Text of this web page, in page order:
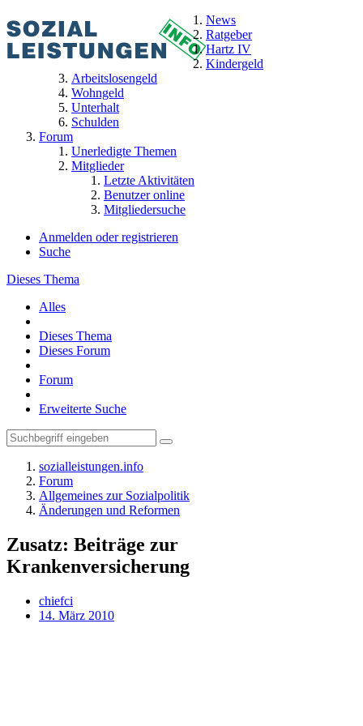
News
Ratgeber
Hartz IV
Kindergeld
Arbeitslosengeld
Wohngeld
Unterhalt
Schulden
Forum
Unerledigte Themen
Mitglieder
Letzte Aktivitäten
Benutzer online
Mitgliedersuche
Anmelden oder registrieren
Suche
Dieses Thema
Alles
Dieses Thema
Dieses Forum
Forum
Erweiterte Suche
sozialleistungen.info
Forum
Allgemeines zur Sozialpolitik
Änderungen und Reformen
Zusatz: Beiträge zur
Krankenversicherung
chiefci
14. März 2010